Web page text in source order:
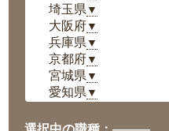
埼玉県 ▼
大阪府▼
兵庫県 ▼
京都府▼
宮城県 ▼
愛知県 ▼
岡山県▼